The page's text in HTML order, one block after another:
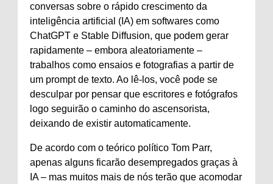
conversas sobre o rápido crescimento da
inteligência artificial (IA) em softwares como
ChatGPT e Stable Diffusion, que podem gerar
rapidamente – embora aleatoriamente –
trabalhos como ensaios e fotografias a partir de
um prompt de texto. Ao lê-los, você pode se
desculpar por pensar que escritores e fotógrafos
logo seguirão o caminho do ascensorista,
deixando de existir automaticamente.
De acordo com o teórico político Tom Parr,
apenas alguns ficarão desempregados graças à
IA – mas muitos mais de nós terão que acomodar